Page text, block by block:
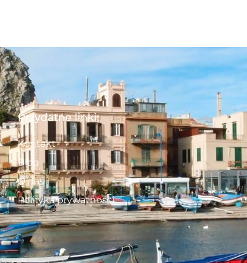
Przydatne linki:
Kontakt
Blog
O nas
Polityka prywatności